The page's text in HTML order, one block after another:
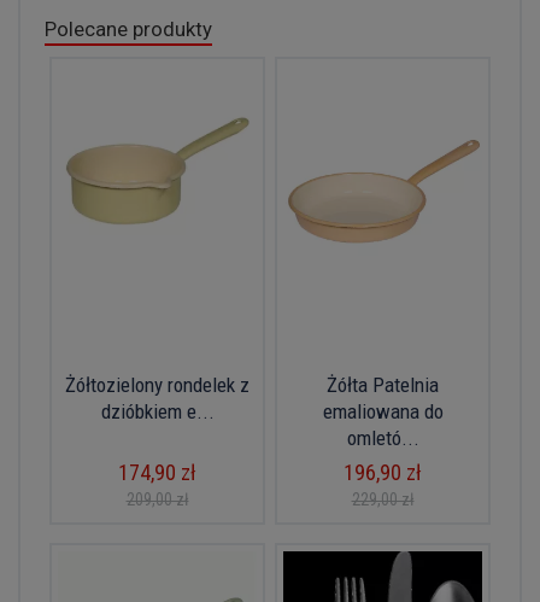
Polecane produkty
Żółtozielony rondelek z
dzióbkiem e...
174,90 zł
209,00 zł
Żółta Patelnia
emaliowana do
omletó...
196,90 zł
229,00 zł